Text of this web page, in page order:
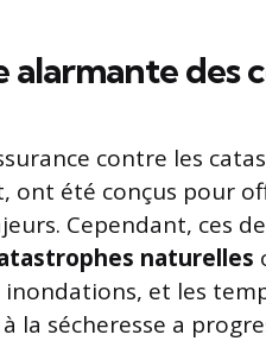
alarmante des
contre les
ont été conçus pour
Cependant, ces
naturelles
inondations, et les
la sécheresse a